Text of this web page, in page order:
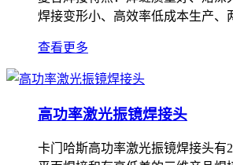
焊接变形小、高效率低成本生产、
查看更多
高功率激光振镜焊接头
卡门哈斯高功率激光振镜焊接头有